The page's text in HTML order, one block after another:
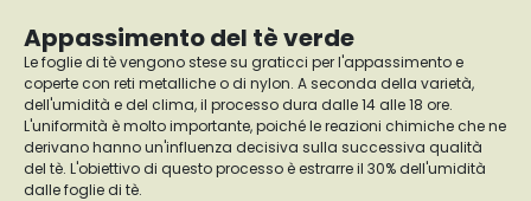
Appassimento del tè verde
Le foglie di tè vengono stese su graticci per l'appassimento e
coperte con reti metalliche o di nylon. A seconda della varietà,
dell'umidità e del clima, il processo dura dalle 14 alle 18 ore.
L'uniformità è molto importante, poiché le reazioni chimiche che ne
derivano hanno un'influenza decisiva sulla successiva qualità
del tè. L'obiettivo di questo processo è estrarre il 30% dell'umidità
dalle foglie di tè.